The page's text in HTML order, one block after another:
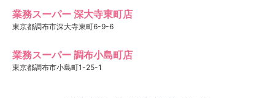
業務スーパー 深大寺東町店
東京都調布市深大寺東町6-9-6
業務スーパー 調布小島町店
東京都調布市小島町1-25-1